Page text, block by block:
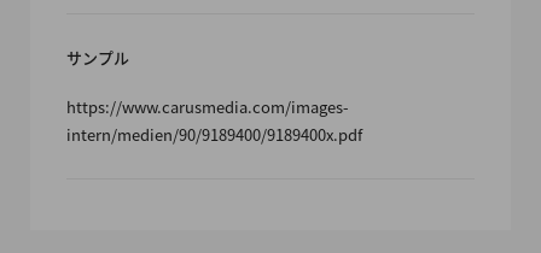
サンプル
https://www.carusmedia.com/images-
intern/medien/90/9189400/9189400x.pdf